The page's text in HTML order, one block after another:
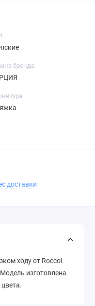
бренда
доставки
ходу от Roccol
изготовлена